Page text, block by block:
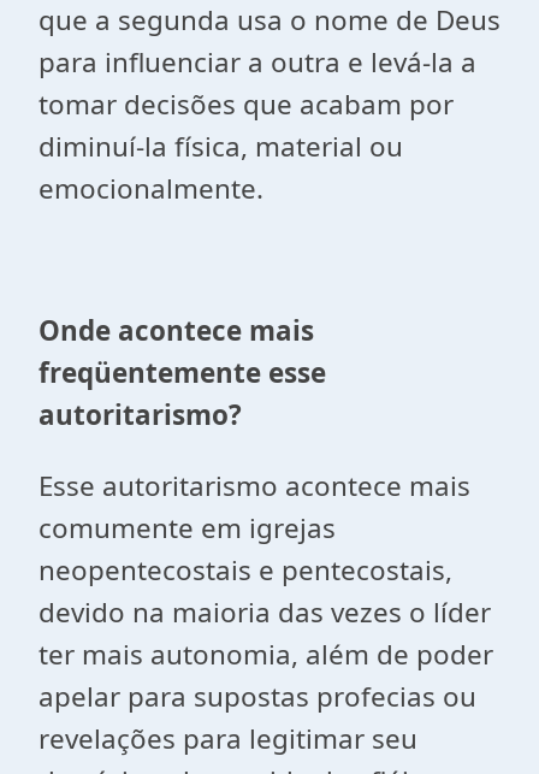
que a segunda usa o nome de Deus
para influenciar a outra e levá-la a
tomar decisões que acabam por
diminuí-la física, material ou
emocionalmente.
Onde acontece mais
freqüentemente esse
autoritarismo?
Esse autoritarismo acontece mais
comumente em igrejas
neopentecostais e pentecostais,
devido na maioria das vezes o líder
ter mais autonomia, além de poder
apelar para supostas profecias ou
revelações para legitimar seu